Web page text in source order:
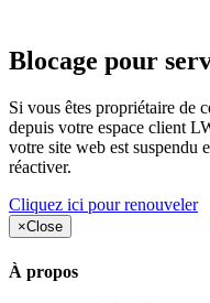
Blocage pour
Si vous êtes propriétaire de
depuis votre espace client
votre site web est suspendu
réactiver.
Cliquez ici pour renouveler
×Close
À propos